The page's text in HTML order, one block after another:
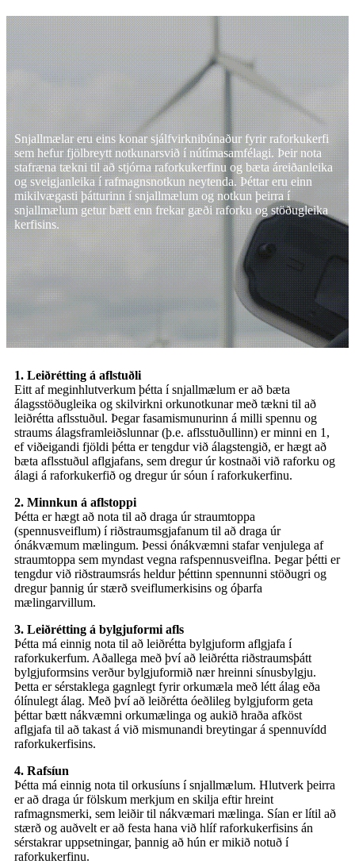
Snjallmælar eru eins konar sjálfvirknibúnaður fyrir raforkukerfi
sem hefur fjölbreytt notkunarsvið í nútímasamfélagi. Þeir nota
stafræna tækni til að stjórna raforkukerfinu og bæta áreiðanleika
og sveigjanleika í rafmagnsnotkun neytenda. Þéttar eru einn
mikilvægasti þátturinn í snjallmælum og notkun þeirra í
snjallmælum getur bætt enn frekar gæði raforku og stöðugleika
kerfisins.
1. Leiðrétting á aflstuðli
Eitt af meginhlutverkum þétta í snjallmælum er að bæta
álagsstöðugleika og skilvirkni orkunotkunar með tækni til að
leiðrétta aflsstuðul. Þegar fasamismunurinn á milli spennu og
straums álagsframleiðslunnar (þ.e. aflsstuðullinn) er minni en 1,
ef viðeigandi fjöldi þétta er tengdur við álagstengið, er hægt að
bæta aflsstuðul aflgjafans, sem dregur úr kostnaði við raforku og
álagi á raforkukerfið og dregur úr sóun í raforkukerfinu.
2. Minnkun á aflstoppi
Þétta er hægt að nota til að draga úr straumtoppa
(spennusveiflum) í riðstraumsgjafanum til að draga úr
ónákvæmum mælingum. Þessi ónákvæmni stafar venjulega af
straumtoppa sem myndast vegna rafspennusveiflna. Þegar þétti er
tengdur við riðstraumsrás heldur þéttinn spennunni stöðugri og
dregur þannig úr stærð sveiflumerkisins og óþarfa
mælingarvillum.
3. Leiðrétting á bylgjuformi afls
Þétta má einnig nota til að leiðrétta bylgjuform aflgjafa í
raforkukerfum. Aðallega með því að leiðrétta riðstraumsþátt
bylgjuformsins verður bylgjuformið nær hreinni sínusbylgju.
Þetta er sérstaklega gagnlegt fyrir orkumæla með létt álag eða
ólínulegt álag. Með því að leiðrétta óeðlileg bylgjuform geta
þéttar bætt nákvæmni orkumælinga og aukið hraða afköst
aflgjafa til að takast á við mismunandi breytingar á spennuvídd
raforkukerfisins.
4. Rafsíun
Þétta má einnig nota til orkusíuns í snjallmælum. Hlutverk þeirra
er að draga úr fölskum merkjum en skilja eftir hreint
rafmagnsmerki, sem leiðir til nákvæmari mælinga. Sían er lítil að
stærð og auðvelt er að festa hana við hlíf raforkukerfisins án
sérstakrar uppsetningar, þannig að hún er mikið notuð í
raforkukerfinu.